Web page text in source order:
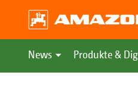
News Produkte &